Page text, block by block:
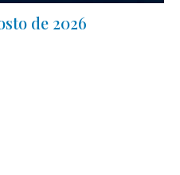
de 2026